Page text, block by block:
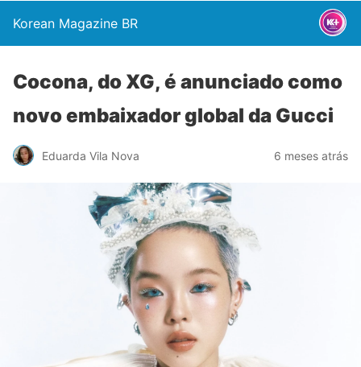
Korean Magazine BR
Cocona, do XG, é anunciado como
novo embaixador global da Gucci
Eduarda Vila Nova 6 meses atrás